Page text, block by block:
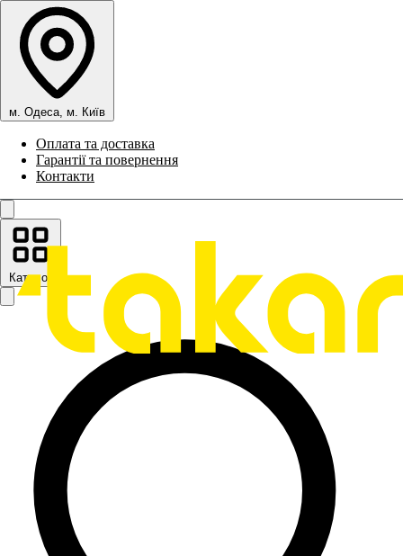
м. Одеса, м. Київ
Оплата та доставка
Гарантії та повернення
Контакти
Каталог